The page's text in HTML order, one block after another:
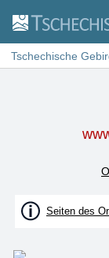
Tschechische
Seiten des